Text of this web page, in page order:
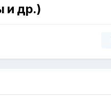
и др.)